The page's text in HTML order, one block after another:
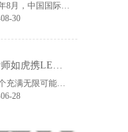
2024年8月，中国国际纺织面料及辅料（秋冬）博览会完美收官！作为一家拥有30年历史的专业衣架制造商，我们非常荣幸能够参与这一盛会，并在此期间与众多客户进行了广泛而深入的交流。
30
设计师如虎携LEMONLEE红雪松礼盒荣获第六届未来·已来香港新锐当代设计奖铜奖
在这个充满无限可能的2024年夏季，LEMONLEE品牌设计师如虎以其非凡的创意与对自然的深刻理解，精心打造的红雪松木球礼盒，在“2024未来·已来——第六届香港新锐当代设计奖”中摘得铜奖。这不仅是对设计师如虎原创设计能力的嘉奖，更是对LEMONLEE品牌的高度认可。
28